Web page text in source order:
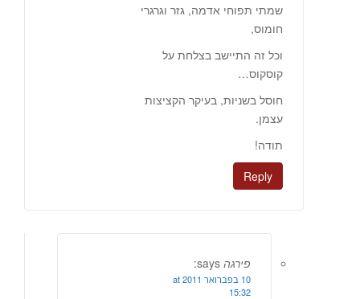
שמתי תפוחי אדמה, גזר וגרגרי
חומוס,
וכל זה התיישב בצלחת על
קוסקוס…
חוסל בשניות, בעיקר הקציצות
עצמן.
תודה!
Reply
פירגה says:
10 בפברואר 2011 at
15:32